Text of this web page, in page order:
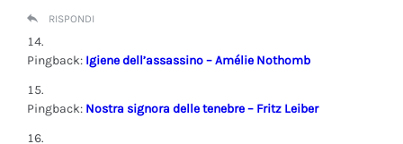
RISPONDI
Pingback: Igiene dell’assassino – Amélie Nothomb
Pingback: Nostra signora delle tenebre – Fritz Leiber